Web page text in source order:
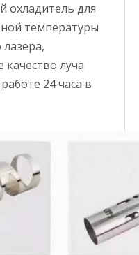
для
температуры
качество луча
24 часа в